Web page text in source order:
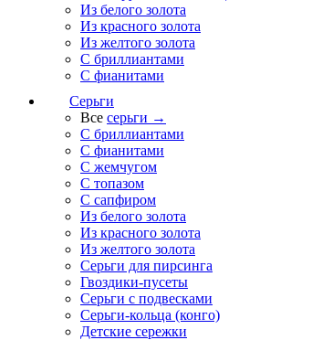
Из белого золота
Из красного золота
Из желтого золота
С бриллиантами
С фианитами
Серьги
Все серьги →
С бриллиантами
С фианитами
С жемчугом
С топазом
С сапфиром
Из белого золота
Из красного золота
Из желтого золота
Серьги для пирсинга
Гвоздики-пусеты
Серьги с подвесками
Серьги-кольца (конго)
Детские сережки